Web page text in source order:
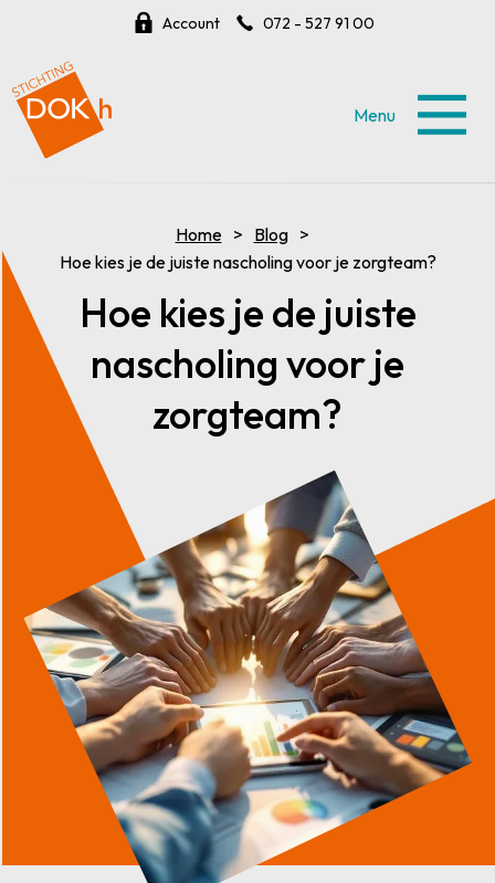
Account 072 - 527 91 00
Menu
Home
Blog
Hoe kies je de juiste nascholing voor je zorgteam?
Hoe kies je de juiste
nascholing voor je
zorgteam?